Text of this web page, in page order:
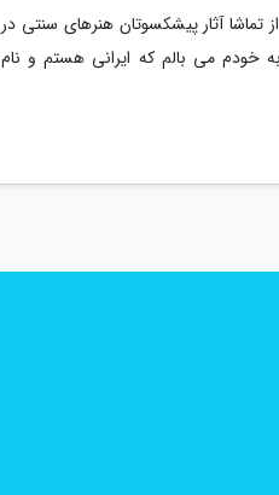
تماشا آثار پیشکسوتان هنرهای سنتی در
خودم می بالم که ایرانی هستم و نام